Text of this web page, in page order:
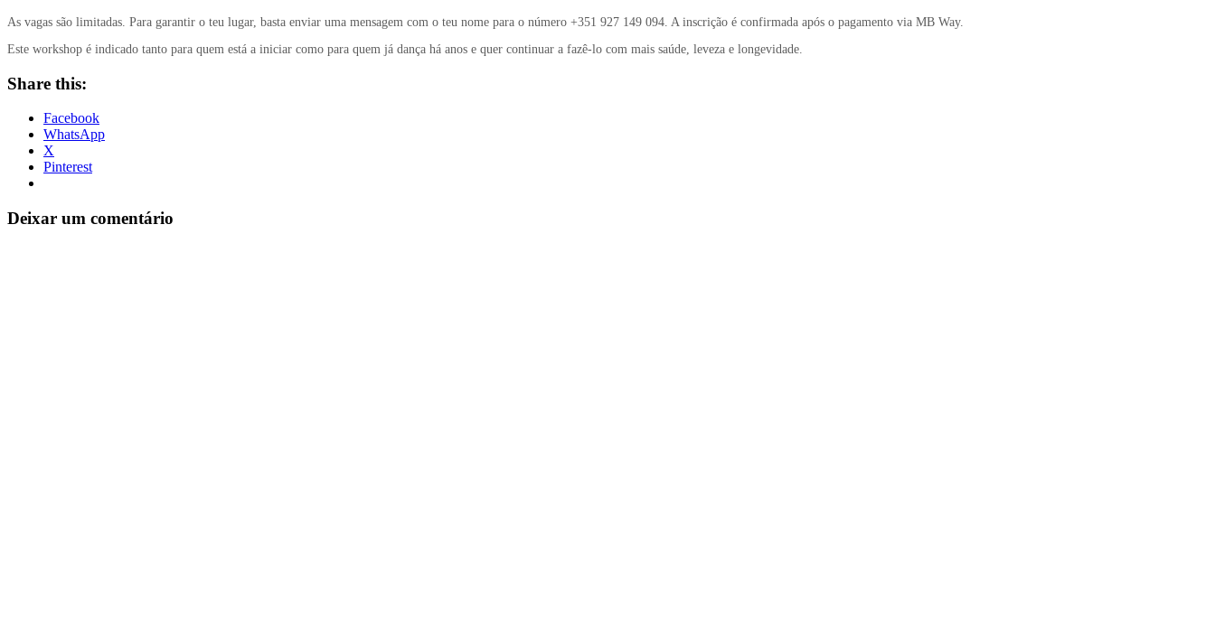
As vagas são limitadas. Para garantir o teu lugar, basta enviar uma mensagem com o teu nome para o número +351 927 149 094. A inscrição é confirmada após o pagamento via MB Way.
Este workshop é indicado tanto para quem está a iniciar como para quem já dança há anos e quer continuar a fazê-lo com mais saúde, leveza e longevidade.
Share this:
Facebook
WhatsApp
X
Pinterest
Deixar um comentário